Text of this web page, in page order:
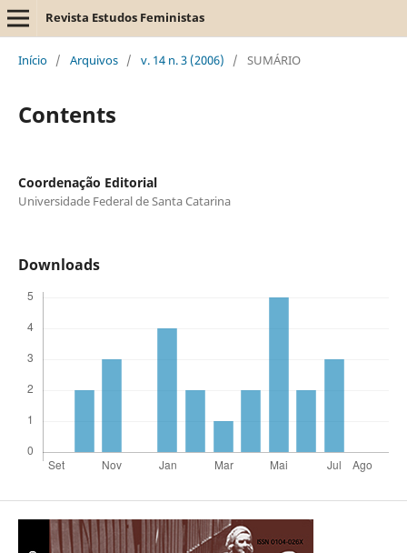
Revista Estudos Feministas
Início / Arquivos / v. 14 n. 3 (2006) / SUMÁRIO
Contents
Coordenação Editorial
Universidade Federal de Santa Catarina
Downloads